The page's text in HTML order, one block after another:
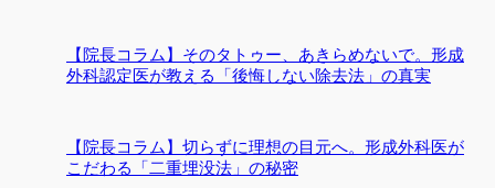
【院長コラム】そのタトゥー、あきらめないで。形成
外科認定医が教える「後悔しない除去法」の真実
【院長コラム】切らずに理想の目元へ。形成外科医が
こだわる「二重埋没法」の秘密